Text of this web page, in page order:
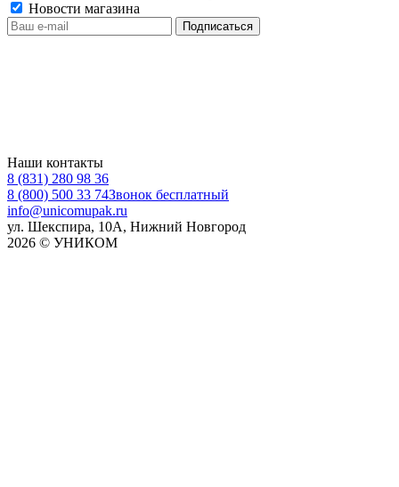
Новости магазина
Наши контакты
8 (831) 280 98 36
8 (800) 500 33 74Звонок бесплатный
info@unicomupak.ru
ул. Шекспира, 10А, Нижний Новгород
2026 © УНИКОМ